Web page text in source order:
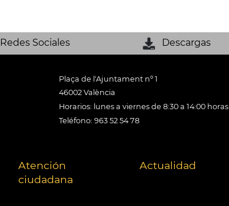
Redes Sociales Descargas
Plaça de l'Ajuntament nº 1
46002 València
Horarios: lunes a viernes de 8:30 a 14:00 horas
Teléfono: 963 52 54 78
Atención
ciudadana
Actualidad